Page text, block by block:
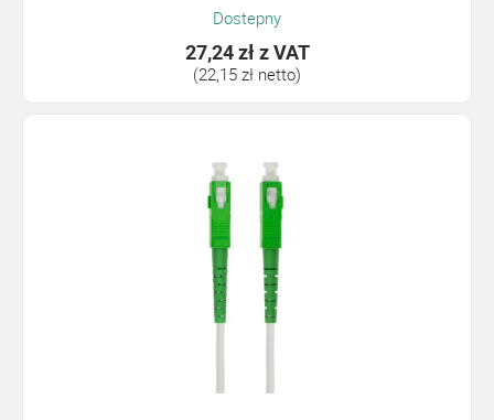
Dostepny
27,24 złz VAT
(22,15 zł netto)